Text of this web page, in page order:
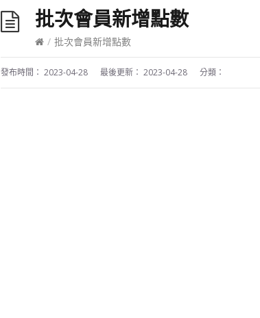
批次會員新增點數
/ 批次會員新增點數
發布時間： 2023-04-28 最後更新： 2023-04-28 分類：